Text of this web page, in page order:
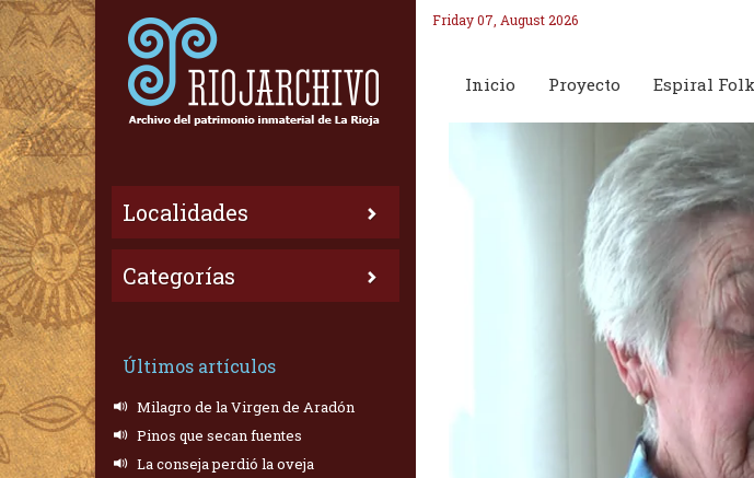
Localidades
Categorías
Últimos artículos
Milagro de la Virgen de Aradón
Pinos que secan fuentes
La conseja perdió la oveja
Friday 07, August 2026
Inicio Proyecto Espiral Folk